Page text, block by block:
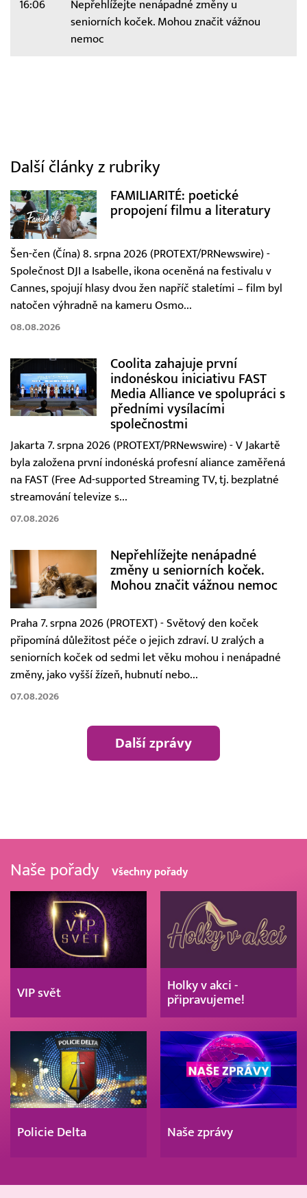
16:06
Nepřehlížejte nenápadné změny u
seniorních koček. Mohou značit vážnou
nemoc
Další články z rubriky
FAMILIARITÉ: poetické
propojení filmu a literatury
Šen-čen (Čína) 8. srpna 2026 (PROTEXT/PRNewswire) -
Společnost DJI a Isabelle, ikona oceněná na festivalu v
Cannes, spojují hlasy dvou žen napříč staletími – film byl
natočen výhradně na kameru Osmo...
08.08.2026
Coolita zahajuje první
indonéskou iniciativu FAST
Media Alliance ve spolupráci s
předními vysílacími
společnostmi
Jakarta 7. srpna 2026 (PROTEXT/PRNewswire) - V Jakartě
byla založena první indonéská profesní aliance zaměřená
na FAST (Free Ad-supported Streaming TV, tj. bezplatné
streamování televize s...
07.08.2026
Nepřehlížejte nenápadné
změny u seniorních koček.
Mohou značit vážnou nemoc
Praha 7. srpna 2026 (PROTEXT) - Světový den koček
připomíná důležitost péče o jejich zdraví. U zralých a
seniorních koček od sedmi let věku mohou i nenápadné
změny, jako vyšší žízeň, hubnutí nebo...
07.08.2026
Další zprávy
Naše pořady Všechny pořady
VIP svět
Holky v akci -
připravujeme!
Policie Delta Naše zprávy